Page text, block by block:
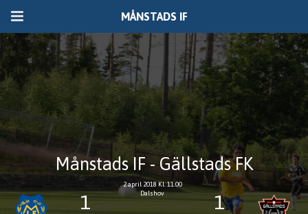
MÅNSTADS IF
Månstads IF - Gällstads FK
1
2 april 2018 Kl. 11.00
Dalshov
1